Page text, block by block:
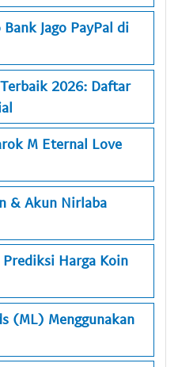
Jago PayPal di
2026: Daftar
M Eternal Love
& Akun Nirlaba
Harga Koin
(ML) Menggunakan